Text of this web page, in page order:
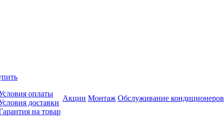
оплаты
доставки
на товар
Акции Монтаж Обслуживание кондиционеров